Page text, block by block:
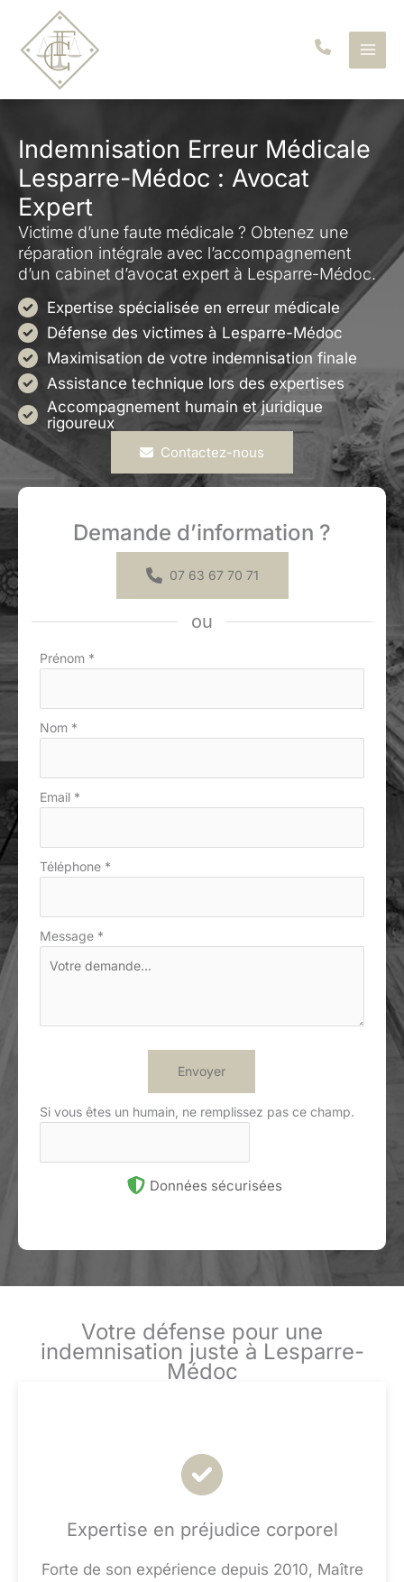
contenu
Indemnisation Erreur Médicale
Lesparre-Médoc : Avocat
Expert
Victime d’une faute médicale ? Obtenez une
réparation intégrale avec l’accompagnement
d’un cabinet d’avocat expert à Lesparre-Médoc.
Expertise spécialisée en erreur médicale
Défense des victimes à Lesparre-Médoc
Maximisation de votre indemnisation finale
Assistance technique lors des expertises
Accompagnement humain et juridique
rigoureux
Contactez-nous
Demande d’information ?
07 63 67 70 71
ou
Formulaire
Prénom *
Nom *
Email *
Téléphone *
Message *
Envoyer
Si vous êtes un humain, ne remplissez pas ce champ.
Données sécurisées
Votre défense pour une
indemnisation juste à Lesparre-
Médoc
Expertise en préjudice corporel
Forte de son expérience depuis 2010, Maître